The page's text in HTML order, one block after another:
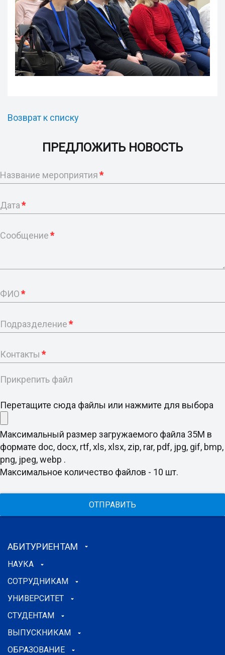
Возврат к списку
ПРЕДЛОЖИТЬ НОВОСТЬ
Название мероприятия*
Дата*
Сообщение*
ФИО*
Подразделение*
Контакты *
Прикрепить файл
Перетащите сюда файлы или нажмите для выбора
Максимальный размер загружаемого файла 35M в
формате doc, docx, rtf, xls, xlsx, zip, rar, pdf, jpg, gif, bmp,
png, jpeg, webp .
Максимальное количество файлов - 10 шт.
ОТПРАВИТЬ
АБИТУРИЕНТАМ
НАУКА
СОТРУДНИКАМ
УНИВЕРСИТЕТ
СТУДЕНТАМ
ВЫПУСКНИКАМ
ОБРАЗОВАНИЕ